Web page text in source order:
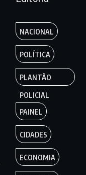
NACIONAL
POLÍTICA
PLANTÃO
POLICIAL
PAINEL
CIDADES
ECONOMIA